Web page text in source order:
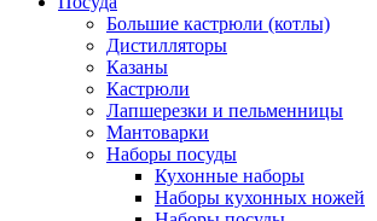
Большие кастрюли (котлы)
Дистилляторы
Казаны
Кастрюли
Лапшерезки и пельменницы
Мантоварки
Наборы посуды
Кухонные наборы
Наборы кухонных ножей